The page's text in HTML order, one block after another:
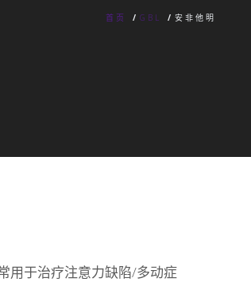
首页 / GBL / 安非他明
用于治疗注意力缺陷/多动症